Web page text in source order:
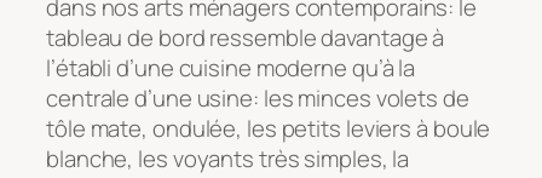
dans nos arts ménagers contemporains: le
tableau de bord ressemble davantage à
l’établi d’une cuisine moderne qu’à la
centrale d’une usine: les minces volets de
tôle mate, ondulée, les petits leviers à boule
blanche, les voyants très simples, la